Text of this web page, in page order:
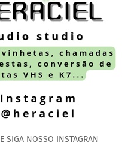
SIGA NOSSO INSTAGRAN